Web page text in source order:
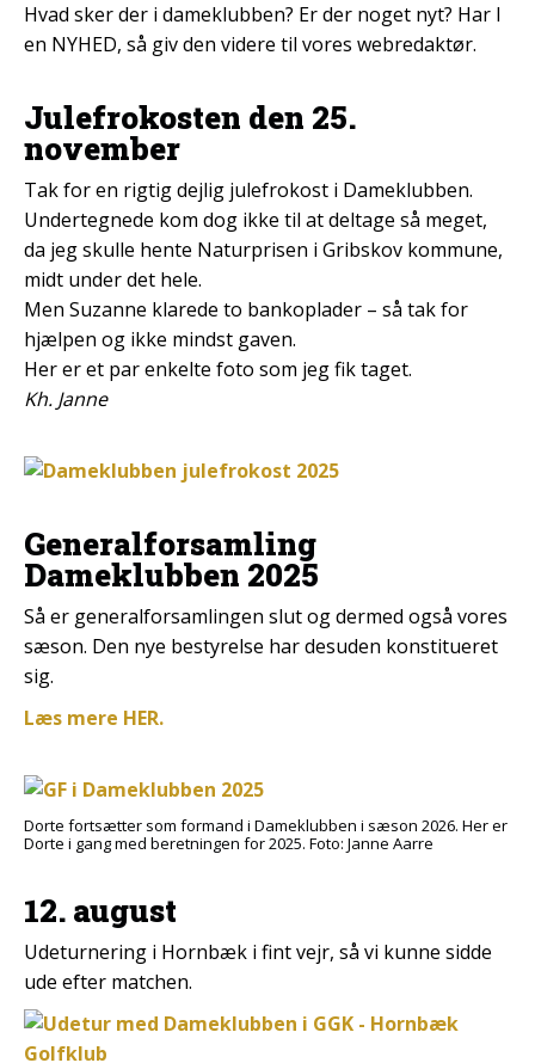
Hvad sker der i dameklubben? Er der noget nyt? Har I
en NYHED, så giv den videre til vores webredaktør.
Julefrokosten den 25.
november
Tak for en rigtig dejlig julefrokost i Dameklubben.
Undertegnede kom dog ikke til at deltage så meget,
da jeg skulle hente Naturprisen i Gribskov kommune,
midt under det hele.
Men Suzanne klarede to bankoplader – så tak for
hjælpen og ikke mindst gaven.
Her er et par enkelte foto som jeg fik taget.
Kh. Janne
Generalforsamling
Dameklubben 2025
Så er generalforsamlingen slut og dermed også vores
sæson. Den nye bestyrelse har desuden konstitueret
sig.
Læs mere HER.
Dorte fortsætter som formand i Dameklubben i sæson 2026. Her er
Dorte i gang med beretningen for 2025. Foto: Janne Aarre
12. august
Udeturnering i Hornbæk i fint vejr, så vi kunne sidde
ude efter matchen.